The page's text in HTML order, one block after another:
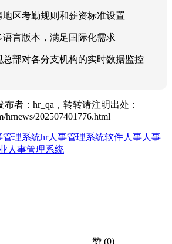
地区考勤规则和薪资标准设置
语言版本，满足国际化需求
总部对各分支机构的实时数据监控
者：hr_qa，转转请注明出处：
hrnews/202507401776.html
管理系统hr人事管理系统软件人事人事
人事管理系统
赞 (0)